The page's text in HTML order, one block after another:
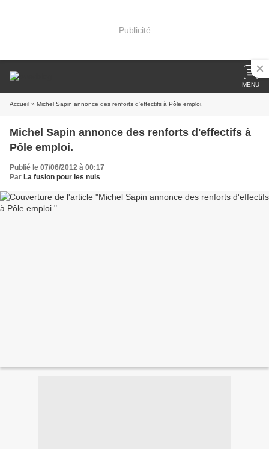
Publicité
MENU
Accueil » Michel Sapin annonce des renforts d'effectifs à Pôle emploi.
Michel Sapin annonce des renforts d'effectifs à
Pôle emploi.
Publié le 07/06/2012 à 00:17
Par La fusion pour les nuls